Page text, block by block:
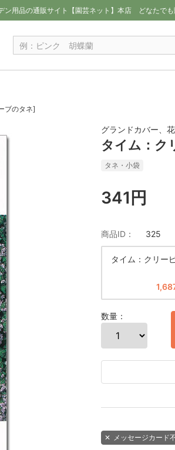
ン用品の通販サイト【園芸ネット】本店 どなたで
ブのタネ]
グランドカバー、
タイム：ク
タネ・小袋
341円
商品ID： 325
タイム：クリー
数量：
✕ メッセージカード